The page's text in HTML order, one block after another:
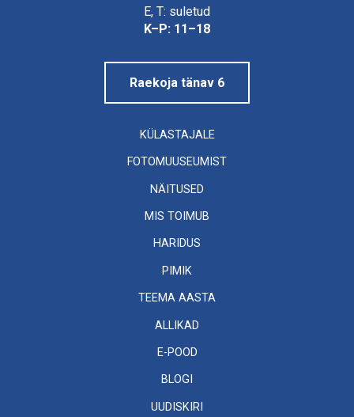
E, T: suletud
K–P: 11–18
Raekoja tänav 6
KÜLASTAJALE
FOTOMUUSEUMIST
NÄITUSED
MIS TOIMUB
HARIDUS
PIMIK
TEEMA AASTA
ALLIKAD
E-POOD
BLOGI
UUDISKIRI